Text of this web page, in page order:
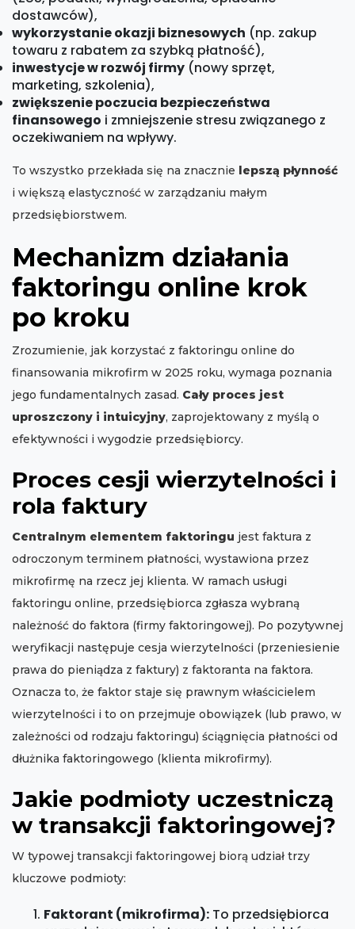
dostawców),
wykorzystanie okazji biznesowych (np. zakup
towaru z rabatem za szybką płatność),
inwestycje w rozwój firmy (nowy sprzęt,
marketing, szkolenia),
zwiększenie poczucia bezpieczeństwa
finansowego i zmniejszenie stresu związanego z
oczekiwaniem na wpływy.
To wszystko przekłada się na znacznie lepszą płynność
i większą elastyczność w zarządzaniu małym
przedsiębiorstwem.
Mechanizm działania
faktoringu online krok
po kroku
Zrozumienie, jak korzystać z faktoringu online do
finansowania mikrofirm w 2025 roku, wymaga poznania
jego fundamentalnych zasad. Cały proces jest
uproszczony i intuicyjny, zaprojektowany z myślą o
efektywności i wygodzie przedsiębiorcy.
Proces cesji wierzytelności i
rola faktury
Centralnym elementem faktoringu jest faktura z
odroczonym terminem płatności, wystawiona przez
mikrofirmę na rzecz jej klienta. W ramach usługi
faktoringu online, przedsiębiorca zgłasza wybraną
należność do faktora (firmy faktoringowej). Po pozytywnej
weryfikacji następuje cesja wierzytelności (przeniesienie
prawa do pieniądza z faktury) z faktoranta na faktora.
Oznacza to, że faktor staje się prawnym właścicielem
wierzytelności i to on przejmuje obowiązek (lub prawo, w
zależności od rodzaju faktoringu) ściągnięcia płatności od
dłużnika faktoringowego (klienta mikrofirmy).
Jakie podmioty uczestniczą
w transakcji faktoringowej?
W typowej transakcji faktoringowej biorą udział trzy
kluczowe podmioty:
Faktorant (mikrofirma): To przedsiębiorca